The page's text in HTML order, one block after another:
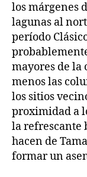
los márgenes
lagunas al
período
mayores de la
menos las
los sitios
proximidad a
la refrescante
hacen de
formar un